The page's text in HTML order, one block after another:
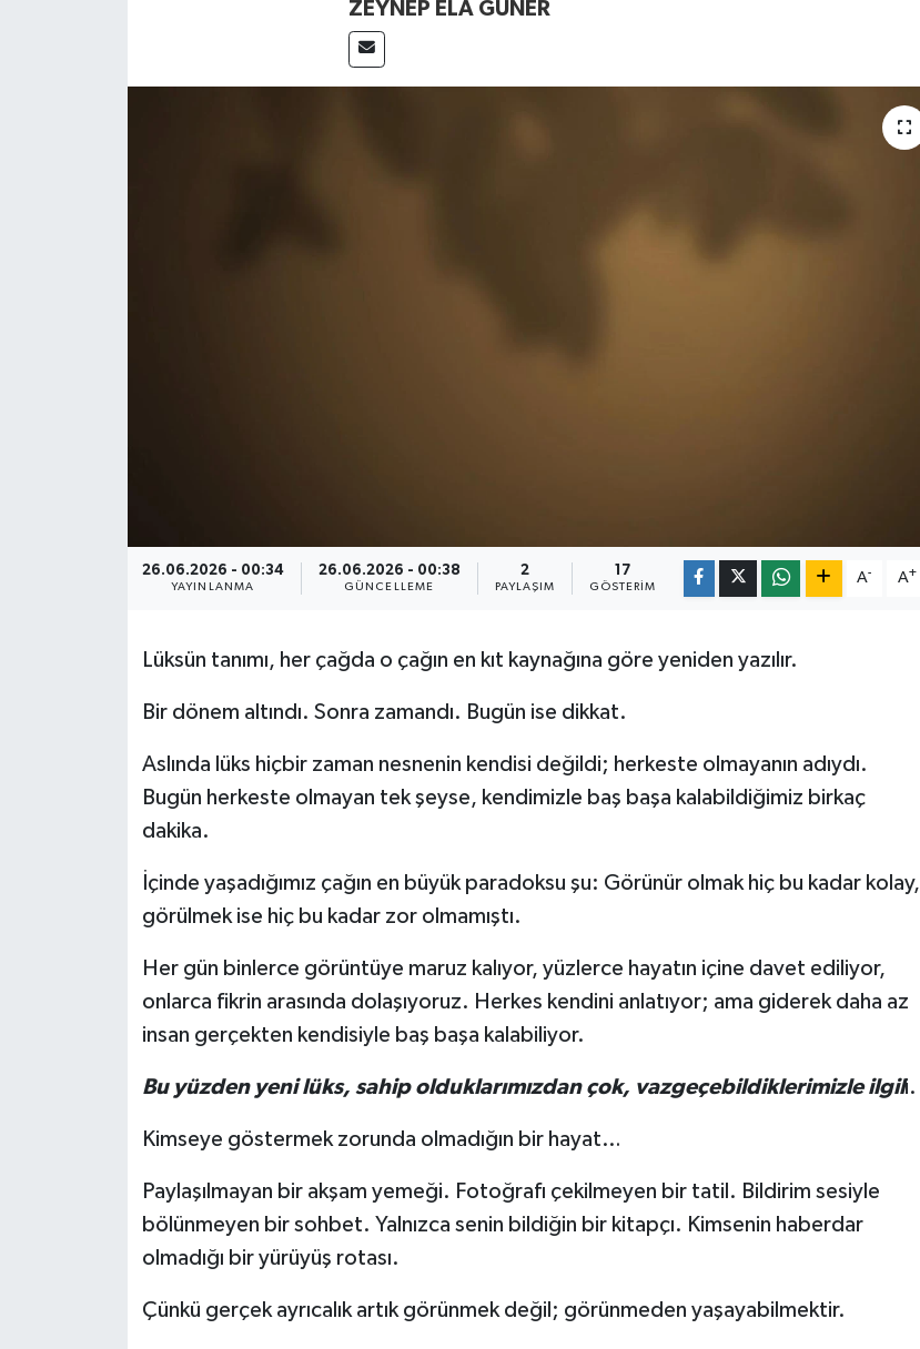
ZEYNEP ELA GÜNER
26.06.2026 - 00:34
YAYINLANMA
26.06.2026 - 00:38
GÜNCELLEME
2
PAYLAŞIM
17
GÖSTERIM
A- A+
Lüksün tanımı, her çağda o çağın en kıt kaynağına göre yeniden yazılır.
Bir dönem altındı. Sonra zamandı. Bugün ise dikkat.
Aslında lüks hiçbir zaman nesnenin kendisi değildi; herkeste olmayanın adıydı.
Bugün herkeste olmayan tek şeyse, kendimizle baş başa kalabildiğimiz birkaç
dakika.
İçinde yaşadığımız çağın en büyük paradoksu şu: Görünür olmak hiç bu kadar kolay,
görülmek ise hiç bu kadar zor olmamıştı.
Her gün binlerce görüntüye maruz kalıyor, yüzlerce hayatın içine davet ediliyor,
onlarca fikrin arasında dolaşıyoruz. Herkes kendini anlatıyor; ama giderek daha az
insan gerçekten kendisiyle baş başa kalabiliyor.
Bu yüzden yeni lüks, sahip olduklarımızdan çok, vazgeçebildiklerimizle ilgili.
Kimseye göstermek zorunda olmadığın bir hayat…
Paylaşılmayan bir akşam yemeği. Fotoğrafı çekilmeyen bir tatil. Bildirim sesiyle
bölünmeyen bir sohbet. Yalnızca senin bildiğin bir kitapçı. Kimsenin haberdar
olmadığı bir yürüyüş rotası.
Çünkü gerçek ayrıcalık artık görünmek değil; görünmeden yaşayabilmektir.